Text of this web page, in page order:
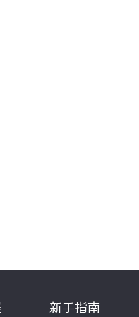
新手指南